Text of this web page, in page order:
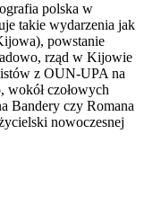
polska w
takie wydarzenia jak
powstanie
rząd w Kijowie
z OUN-UPA na
wokół czołowych
Bandery czy Romana
nowoczesnej